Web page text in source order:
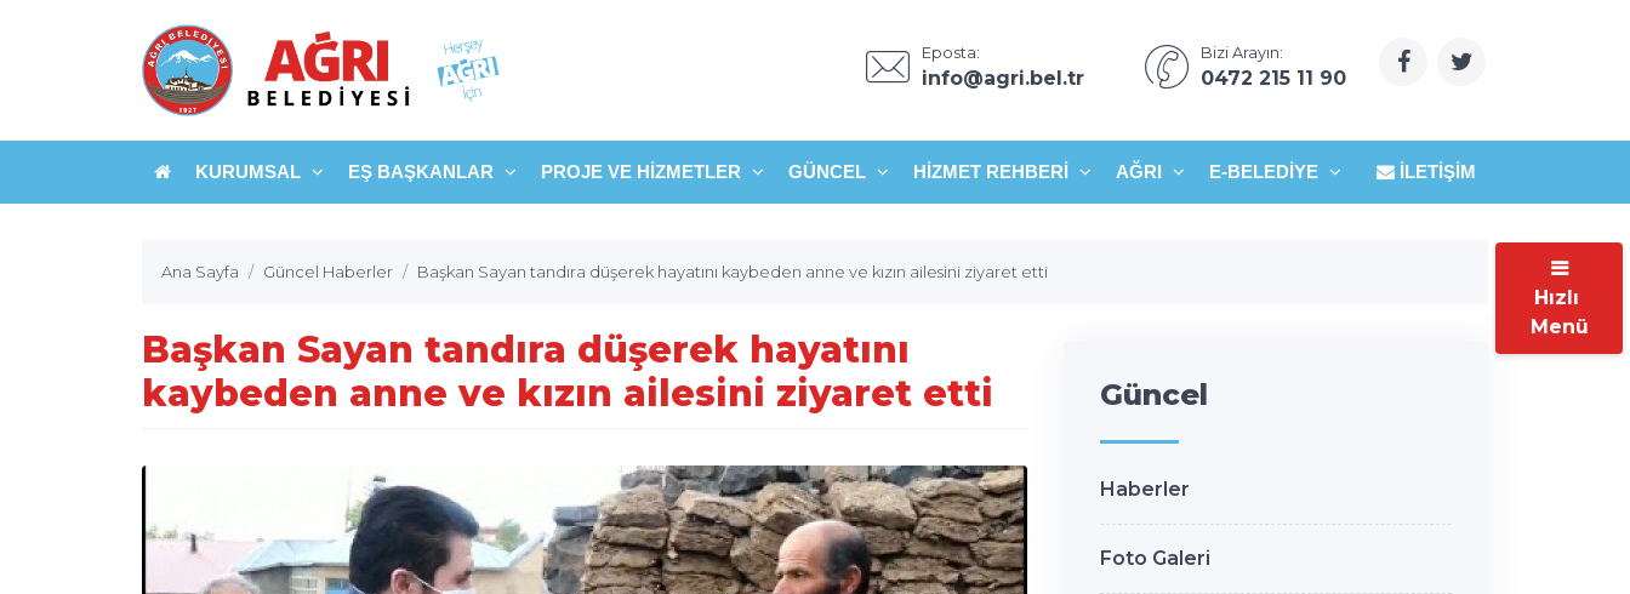
Eposta:
info@agri.bel.tr
Bizi Arayın:
0472 215 11 90
KURUMSAL EŞ BAŞKANLAR PROJE VE HIZMETLER GÜNCEL HIZMET REHBERI AĞRI E-BELEDIYE İLETIŞIM
Ana Sayfa Güncel Haberler Başkan Sayan tandıra düşerek hayatını kaybeden anne ve kızın ailesini ziyaret etti
Başkan Sayan tandıra düşerek hayatını
kaybeden anne ve kızın ailesini ziyaret etti
Güncel
Haberler
Foto Galeri
Hızlı
Menü